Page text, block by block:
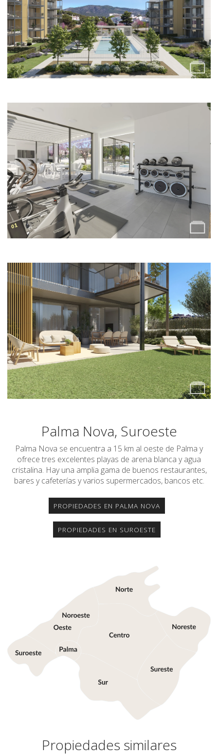
Palma Nova, Suroeste
Palma Nova se encuentra a 15 km al oeste de Palma y
ofrece tres excelentes playas de arena blanca y agua
cristalina. Hay una amplia gama de buenos restaurantes,
bares y cafeterías y varios supermercados, bancos etc.
PROPIEDADES EN PALMA NOVA
PROPIEDADES EN SUROESTE
Propiedades similares